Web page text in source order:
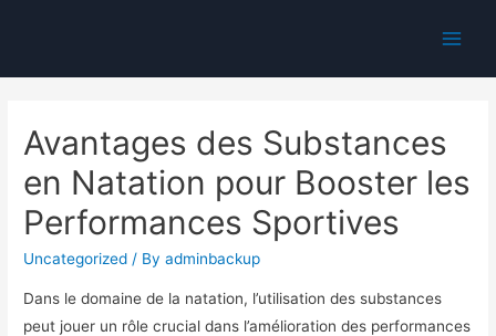
Avantages des Substances
en Natation pour Booster les
Performances Sportives
Uncategorized / Byadminbackup
Dans le domaine de la natation, l’utilisation des substances
peut jouer un rôle crucial dans l’amélioration des performances